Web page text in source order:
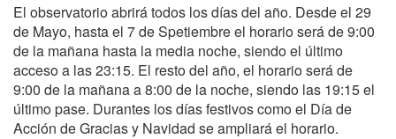
El observatorio abrirá todos los días del año. Desde el 29
de Mayo, hasta el 7 de Spetiembre el horario será de 9:00
de la mañana hasta la media noche, siendo el último
acceso a las 23:15. El resto del año, el horario será de
9:00 de la mañana a 8:00 de la noche, siendo las 19:15 el
último pase. Durantes los días festivos como el Día de
Acción de Gracias y Navidad se ampliará el horario.